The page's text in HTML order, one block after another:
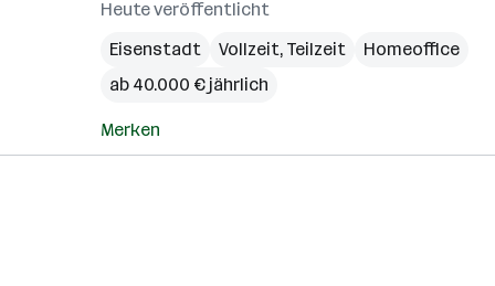
Heute veröffentlicht
Eisenstadt
Vollzeit, Teilzeit
Homeoffice
ab 40.000 € jährlich
Merken